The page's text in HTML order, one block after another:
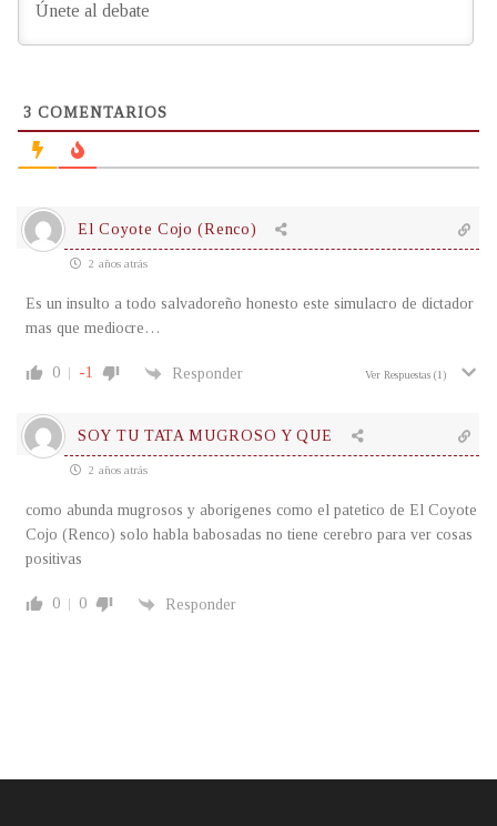
3 COMENTARIOS
El Coyote Cojo (Renco)
2 años atrás
Es un insulto a todo salvadoreño honesto este simulacro de dictador
mas que mediocre…
0 -1 Responder Ver Respuestas (1)
SOY TU TATA MUGROSO Y QUE
2 años atrás
como abunda mugrosos y aborigenes como el patetico de El Coyote
Cojo (Renco) solo habla babosadas no tiene cerebro para ver cosas
positivas
0 0 Responder